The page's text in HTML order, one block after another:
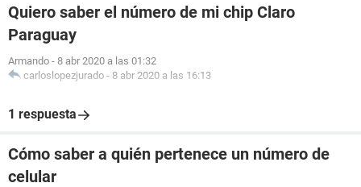
Quiero saber el número de mi chip Claro
Paraguay
Armando - 8 abr 2020 a las 01:32
carloslopezjurado - 8 abr 2020 a las 16:13
1 respuesta
Cómo saber a quién pertenece un número de
celular